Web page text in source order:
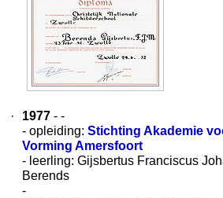
· 1977 - -
- opleiding: Stichting Akademie
Vorming Amersfoort
- leerling: Gijsbertus Franciscus
Berends
-